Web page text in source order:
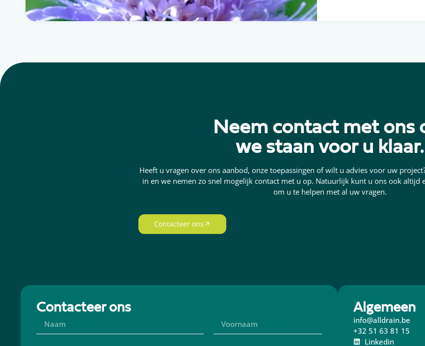
Neem contact met ons
we staan voor u klaar.
Heeft u vragen over ons aanbod, onze toepassingen of wilt u advies voor uw
in en we nemen zo snel mogelijk contact met u op. Natuurlijk kunt u ons ook altijd
om u te helpen met al uw vragen.
Contacteer ons
Contacteer ons Algemeen
info@alldrain.be
+32 51 63 81 15
Linkedin